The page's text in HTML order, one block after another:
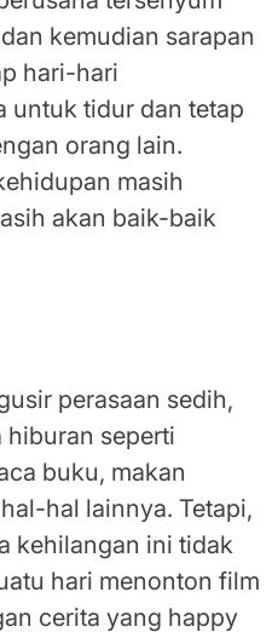
kemudian sarapan
hari-hari
untuk tidur dan tetap
orang lain.
masih
akan baik-baik
perasaan sedih,
hiburan seperti
buku, makan
hal lainnya. Tetapi,
kehilangan ini tidak
hari menonton film
cerita yang happy